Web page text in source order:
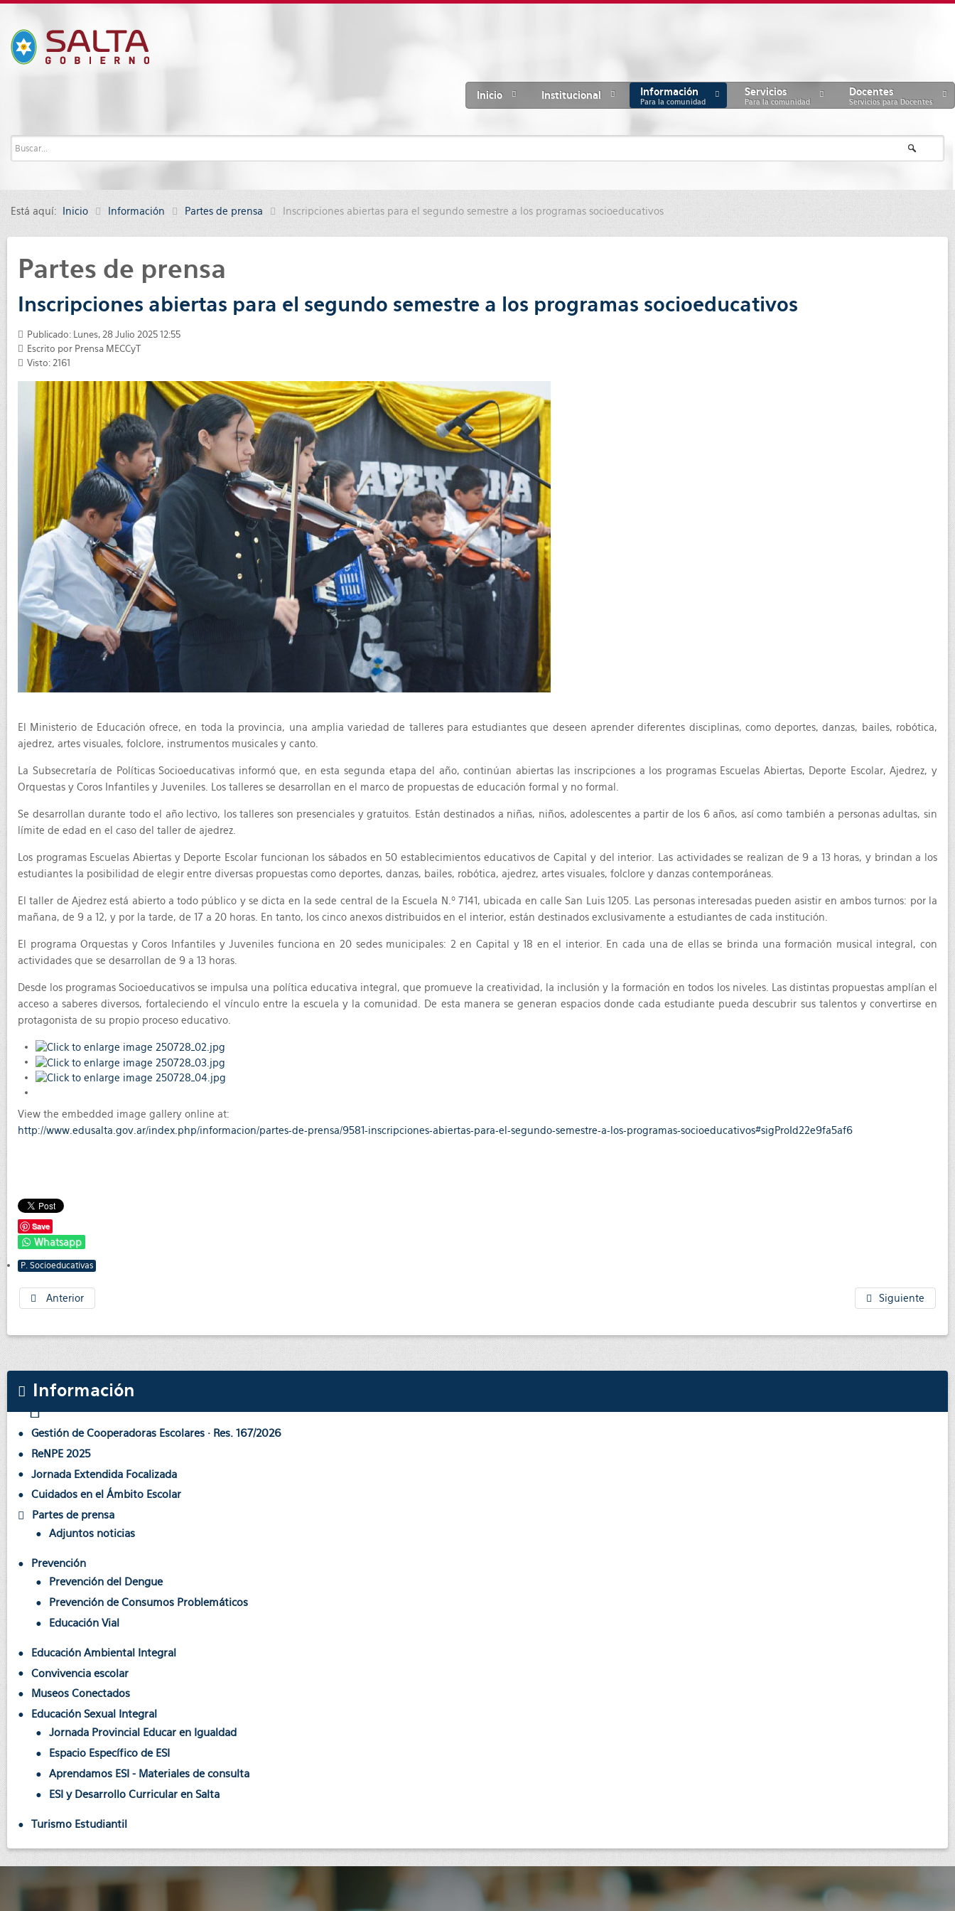
Inicio Institucional Información
Para la comunidad
Servicios
Para la comunidad
Docentes
Servicios para Docentes
Está aquí: Inicio Información Partes de prensa Inscripciones abiertas para el segundo semestre a los programas socioeducativos
Partes de prensa
Inscripciones abiertas para el segundo semestre a los programas socioeducativos
Publicado: Lunes, 28 Julio 2025 12:55
Escrito por Prensa MECCyT
Visto: 2161
El Ministerio de Educación ofrece, en toda la provincia, una amplia variedad de talleres para estudiantes que deseen aprender diferentes disciplinas, como deportes, danzas, bailes, robótica,
ajedrez, artes visuales, folclore, instrumentos musicales y canto.
La Subsecretaría de Políticas Socioeducativas informó que, en esta segunda etapa del año, continúan abiertas las inscripciones a los programas Escuelas Abiertas, Deporte Escolar, Ajedrez, y
Orquestas y Coros Infantiles y Juveniles. Los talleres se desarrollan en el marco de propuestas de educación formal y no formal.
Se desarrollan durante todo el año lectivo, los talleres son presenciales y gratuitos. Están destinados a niñas, niños, adolescentes a partir de los 6 años, así como también a personas adultas, sin
límite de edad en el caso del taller de ajedrez.
Los programas Escuelas Abiertas y Deporte Escolar funcionan los sábados en 50 establecimientos educativos de Capital y del interior. Las actividades se realizan de 9 a 13 horas, y brindan a los
estudiantes la posibilidad de elegir entre diversas propuestas como deportes, danzas, bailes, robótica, ajedrez, artes visuales, folclore y danzas contemporáneas.
El taller de Ajedrez está abierto a todo público y se dicta en la sede central de la Escuela N.º 7141, ubicada en calle San Luis 1205. Las personas interesadas pueden asistir en ambos turnos: por la
mañana, de 9 a 12, y por la tarde, de 17 a 20 horas. En tanto, los cinco anexos distribuidos en el interior, están destinados exclusivamente a estudiantes de cada institución.
El programa Orquestas y Coros Infantiles y Juveniles funciona en 20 sedes municipales: 2 en Capital y 18 en el interior. En cada una de ellas se brinda una formación musical integral, con
actividades que se desarrollan de 9 a 13 horas.
Desde los programas Socioeducativos se impulsa una política educativa integral, que promueve la creatividad, la inclusión y la formación en todos los niveles. Las distintas propuestas amplían el
acceso a saberes diversos, fortaleciendo el vínculo entre la escuela y la comunidad. De esta manera se generan espacios donde cada estudiante pueda descubrir sus talentos y convertirse en
protagonista de su propio proceso educativo.
View the embedded image gallery online at:
http://www.edusalta.gov.ar/index.php/informacion/partes-de-prensa/9581-inscripciones-abiertas-para-el-segundo-semestre-a-los-programas-socioeducativos#sigProId22e9fa5af6
Save
Whatsapp
P. Socioeducativas
Anterior Siguiente
Información
Gestión de Cooperadoras Escolares · Res. 167/2026
ReNPE 2025
Jornada Extendida Focalizada
Cuidados en el Ámbito Escolar
Partes de prensa
Adjuntos noticias
Prevención
Prevención del Dengue
Prevención de Consumos Problemáticos
Educación Vial
Educación Ambiental Integral
Convivencia escolar
Museos Conectados
Educación Sexual Integral
Jornada Provincial Educar en Igualdad
Espacio Específico de ESI
Aprendamos ESI - Materiales de consulta
ESI y Desarrollo Curricular en Salta
Turismo Estudiantil